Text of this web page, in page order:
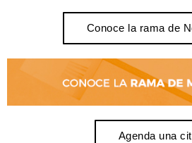
Conoce la rama de
Agenda una